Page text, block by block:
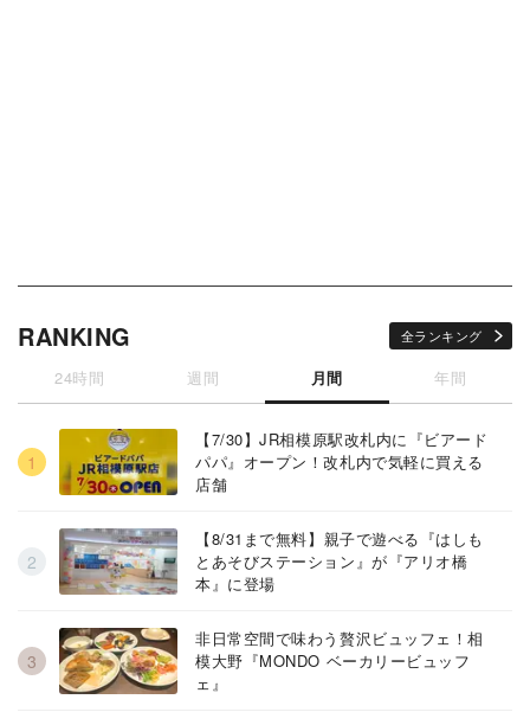
RANKING 全ランキング
24時間 週間 月間 年間
【7/30】JR相模原駅改札内に『ビアード
パパ』オープン！改札内で気軽に買える
店舗
【8/31まで無料】親子で遊べる『はしも
とあそびステーション』が『アリオ橋
本』に登場
非日常空間で味わう贅沢ビュッフェ！相
模大野『MONDO ベーカリービュッフ
ェ』